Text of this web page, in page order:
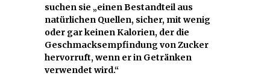
suchen sie „einen Bestandteil aus
natürlichen Quellen, sicher, mit wenig
oder gar keinen Kalorien, der die
Geschmacksempfindung von Zucker
hervorruft, wenn er in Getränken
verwendet wird.“